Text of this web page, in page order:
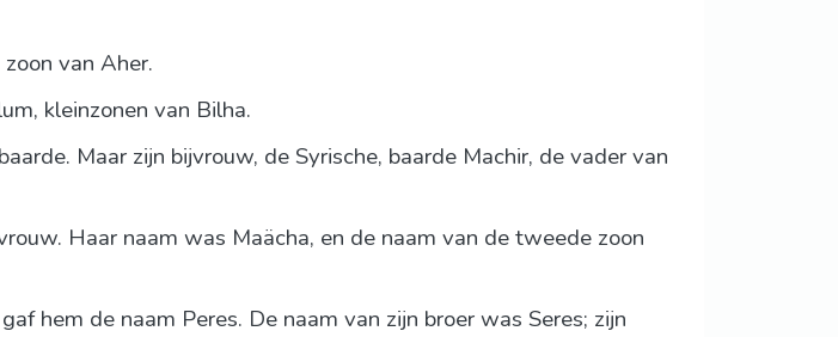
van Aher.
kleinzonen van Bilha.
Maar zijn bijvrouw, de Syrische, baarde Machir, de vader van
Haar naam was Maächa, en de naam van de tweede zoon
hem de naam Peres. De naam van zijn broer was Seres; zijn